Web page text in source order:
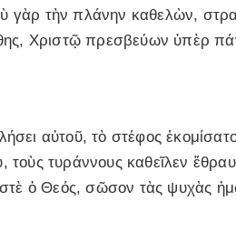
γὰρ τὴν πλάνην καθελὼν,
Χριστῷ πρεσβεύων ὑπὲρ
αὐτοῦ, τὸ στέφος
τυράννους καθεῖλεν
ὁ Θεός, σῶσον τὰς ψυχὰς